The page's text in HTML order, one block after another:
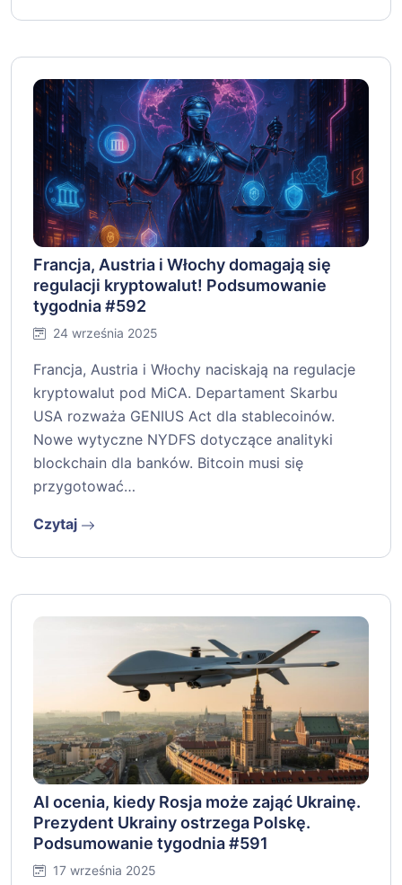
Francja, Austria i Włochy domagają się
regulacji kryptowalut! Podsumowanie
tygodnia #592
24 września 2025
Francja, Austria i Włochy naciskają na regulacje
kryptowalut pod MiCA. Departament Skarbu
USA rozważa GENIUS Act dla stablecoinów.
Nowe wytyczne NYDFS dotyczące analityki
blockchain dla banków. Bitcoin musi się
przygotować…
Czytaj
AI ocenia, kiedy Rosja może zająć Ukrainę.
Prezydent Ukrainy ostrzega Polskę.
Podsumowanie tygodnia #591
17 września 2025